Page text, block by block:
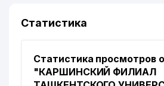
Статистика
Статистика просмотров
"КАРШИНСКИЙ ФИЛИАЛ